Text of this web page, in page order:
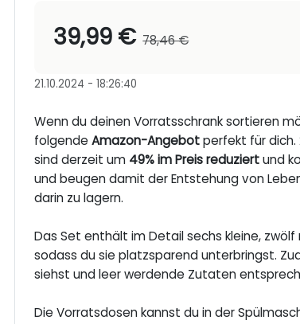
39,99 € 78,46 €
21.10.2024 - 18:26:40
Wenn du deinen Vorratsschrank sortieren
folgendeAmazon-Angebotperfekt für
sind derzeit um 49% im Preis reduziertund
und beugen damit der Entstehung von
darin zu lagern.
Das Set enthält im Detail sechs kleine,
sodass du sie platzsparend unterbringst.
siehst und leer werdende Zutaten
Die Vorratsdosen kannst du in der